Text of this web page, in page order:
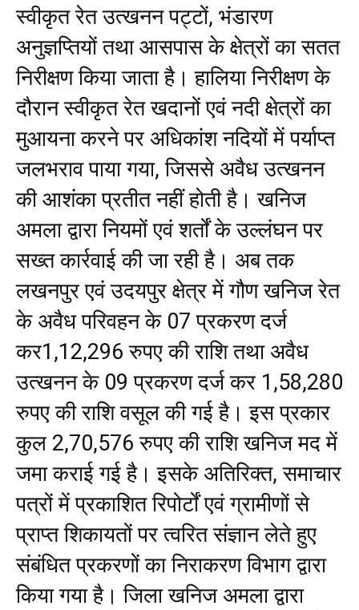
स्वीकृत रेत उत्खनन पट्टों, भंडारण
अनुज्ञप्तियों तथा आसपास के क्षेत्रों का सतत
निरीक्षण किया जाता है। हालिया निरीक्षण के
दौरान स्वीकृत रेत खदानों एवं नदी क्षेत्रों का
मुआयना करने पर अधिकांश नदियों में पर्याप्त
जलभराव पाया गया, जिससे अवैध उत्खनन
की आशंका प्रतीत नहीं होती है। खनिज
अमला द्वारा नियमों एवं शर्तों के उल्लंघन पर
सख्त कार्रवाई की जा रही है। अब तक
लखनपुर एवं उदयपुर क्षेत्र में गौण खनिज रेत
के अवैध परिवहन के 07 प्रकरण दर्ज
कर1,12,296 रुपए की राशि तथा अवैध
उत्खनन के 09 प्रकरण दर्ज कर 1,58,280
रुपए की राशि वसूल की गई है। इस प्रकार
कुल 2,70,576 रुपए की राशि खनिज मद में
जमा कराई गई है। इसके अतिरिक्त, समाचार
पत्रों में प्रकाशित रिपोर्टों एवं ग्रामीणों से
प्राप्त शिकायतों पर त्वरित संज्ञान लेते हुए
संबंधित प्रकरणों का निराकरण विभाग द्वारा
किया गया है। जिला खनिज अमला द्वारा